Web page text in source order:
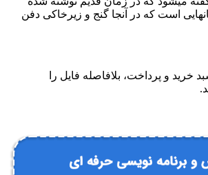
است که در آنجا گنج و زیرخاکی دفن
خرید و پرداخت، بلافاصله فایل را